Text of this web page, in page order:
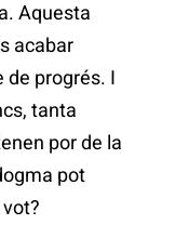
Aquesta
acabar
de progrés. I
tanta
por de la
pot